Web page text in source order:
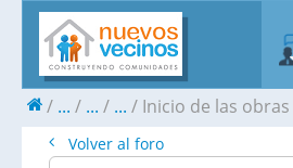
... ... ... Inicio de las obras
Volver al foro